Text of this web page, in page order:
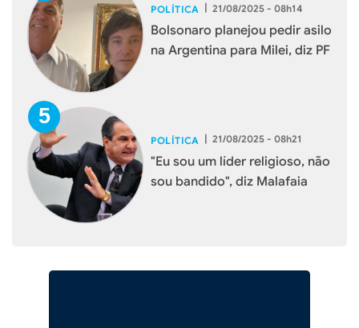
POLÍTICA | 21/08/2025 - 08h14
Bolsonaro planejou pedir asilo
na Argentina para Milei, diz PF
POLÍTICA | 21/08/2025 - 08h21
"Eu sou um líder religioso, não
sou bandido", diz Malafaia